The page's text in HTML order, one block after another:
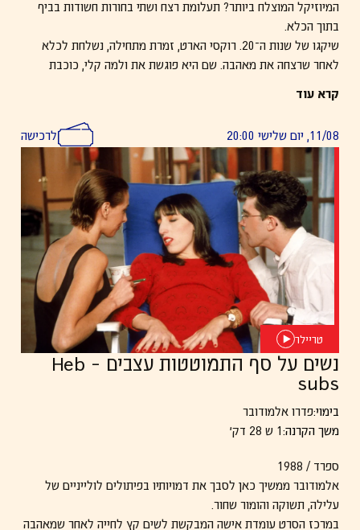
המיוזיקל המוצלח ביותר? תעלומת רצח ושתי בחורות חשודות בביף
בתוך הכלא.
שיקגו של שנות ה־20. רוקסי הארט, זמרת מתחילה, נשלחת לכלא
לאחר שרצחה את מאהבה. שם היא פוגשת את ולמה קלי, כוכבת
הציבור והעורך דין הכריזמטי בילי פלין – בעולם שבו הפשע, הפרסום
צולם בפילם אמיתי (35 מ״מ), עם פילטרים של
אור זהוב וחם,
הסגנון הוויזואלי משלב
ריאליזם מלוכלך וקברט זוהר.מבוסס על
מחזמר ברודווי משנת 1975
, שיצרובוב פוסי ושותפו הקבוע פרד
אב.
קרא עוד
11/08, יום שלישי 20:00 לרכישה
טריילר
נשים על סף התמוטטות עצבים – Heb
subs
בימוי:פדרו אלמודובר
משך הקרנה:1 ש 28 דק׳
ספרד / 1988
אלמודובר ממשיך כאן לסבך את דמויותיו בפיתולים לולייניים של
עלילה, תשוקה והומור שחור.
במרכז הסרט עומדת אישה המבקשת לשים קץ לחייה לאחר שמאהבה